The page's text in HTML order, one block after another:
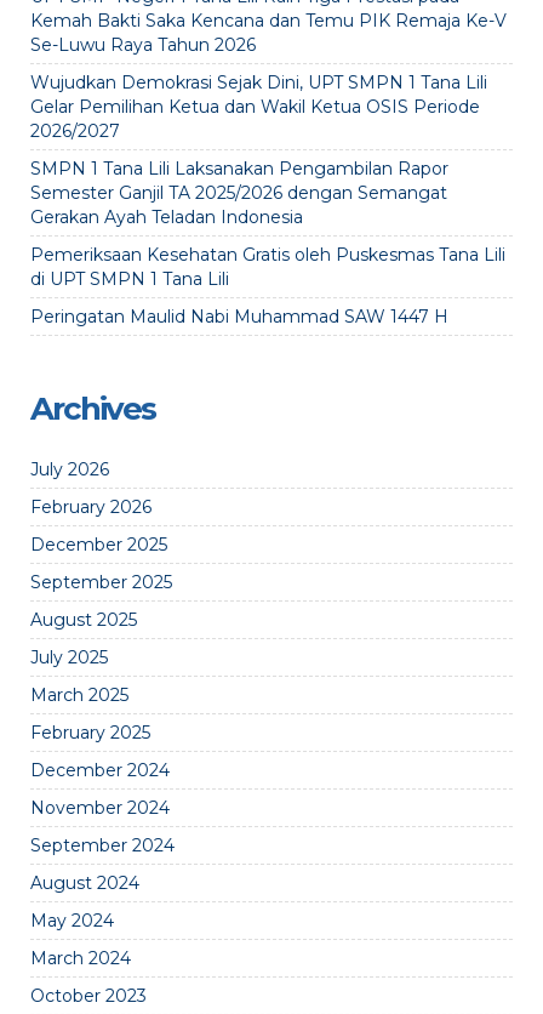
Kemah Bakti Saka Kencana dan Temu PIK Remaja Ke-V
Se-Luwu Raya Tahun 2026
Wujudkan Demokrasi Sejak Dini, UPT SMPN 1 Tana Lili
Gelar Pemilihan Ketua dan Wakil Ketua OSIS Periode
2026/2027
SMPN 1 Tana Lili Laksanakan Pengambilan Rapor
Semester Ganjil TA 2025/2026 dengan Semangat
Gerakan Ayah Teladan Indonesia
Pemeriksaan Kesehatan Gratis oleh Puskesmas Tana Lili
di UPT SMPN 1 Tana Lili
Peringatan Maulid Nabi Muhammad SAW 1447 H
Archives
July 2026
February 2026
December 2025
September 2025
August 2025
July 2025
March 2025
February 2025
December 2024
November 2024
September 2024
August 2024
May 2024
March 2024
October 2023